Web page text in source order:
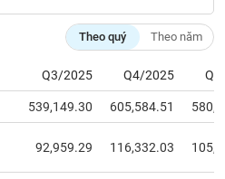
Theo quý Theo năm
Q3/2025 Q4/2025
539,149.30 605,584.51
92,959.29 116,332.03